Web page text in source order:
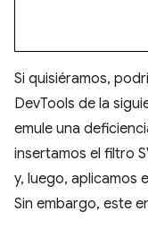
Si quisiéramos,
DevTools de la
emule una
insertamos el filtro
y, luego, aplicamos
Sin embargo, este